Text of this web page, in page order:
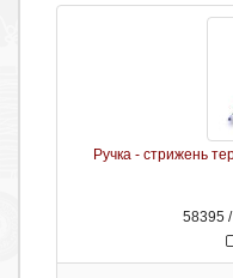
Ручка - стрижень
58395